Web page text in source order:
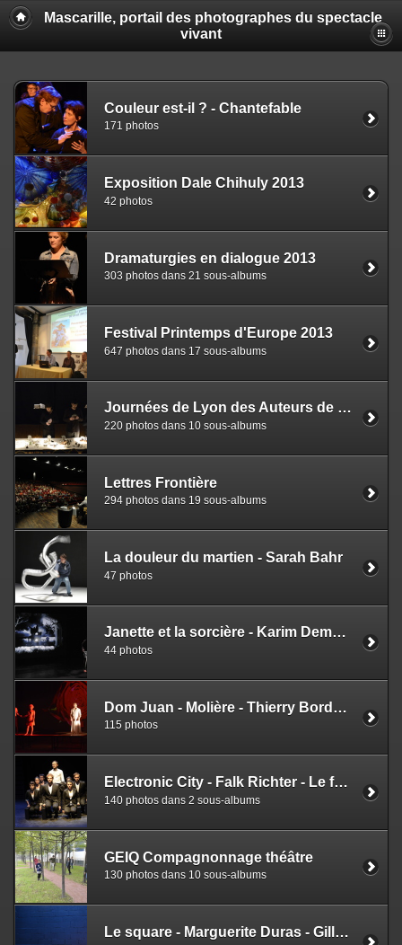
Mascarille, portail des photographes du spectacle
vivant
Couleur est-il ? - Chantefable
171 photos
Exposition Dale Chihuly 2013
42 photos
Dramaturgies en dialogue 2013
303 photos dans 21 sous-albums
Festival Printemps d'Europe 2013
647 photos dans 17 sous-albums
Journées de Lyon des Auteurs de Théâtre
220 photos dans 10 sous-albums
Lettres Frontière
294 photos dans 19 sous-albums
La douleur du martien - Sarah Bahr
47 photos
Janette et la sorcière - Karim Demnatt
44 photos
Dom Juan - Molière - Thierry Bordereau
115 photos
Electronic City - Falk Richter - Le foule complexe
140 photos dans 2 sous-albums
GEIQ Compagnonnage théâtre
130 photos dans 10 sous-albums
Le square - Marguerite Duras - Gilles Chavassieux